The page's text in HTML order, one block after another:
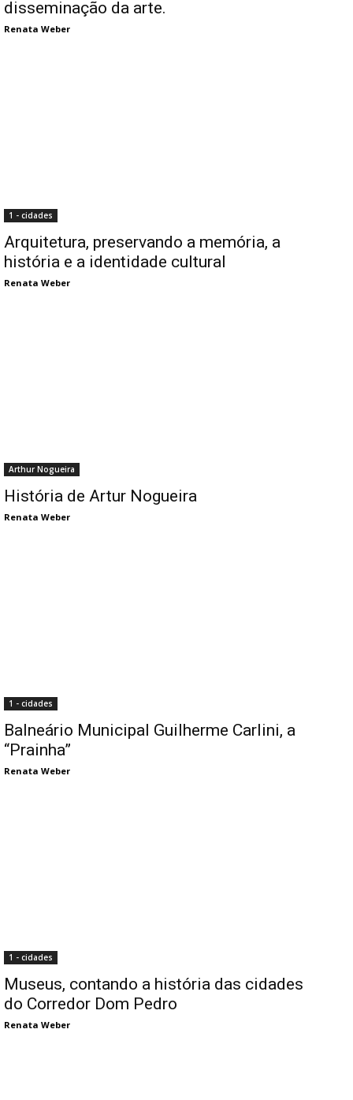
disseminação da arte.
Renata Weber
1 - cidades
Arquitetura, preservando a memória, a
história e a identidade cultural
Renata Weber
Arthur Nogueira
História de Artur Nogueira
Renata Weber
1 - cidades
Balneário Municipal Guilherme Carlini, a
“Prainha”
Renata Weber
1 - cidades
Museus, contando a história das cidades
do Corredor Dom Pedro
Renata Weber